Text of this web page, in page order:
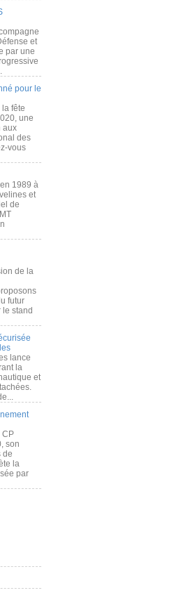
et
par une
pour le
fête
une
aux
des
vous
1989 à
et
de
de la
futur
stand
lance
la
et
CP
son
de
la
par